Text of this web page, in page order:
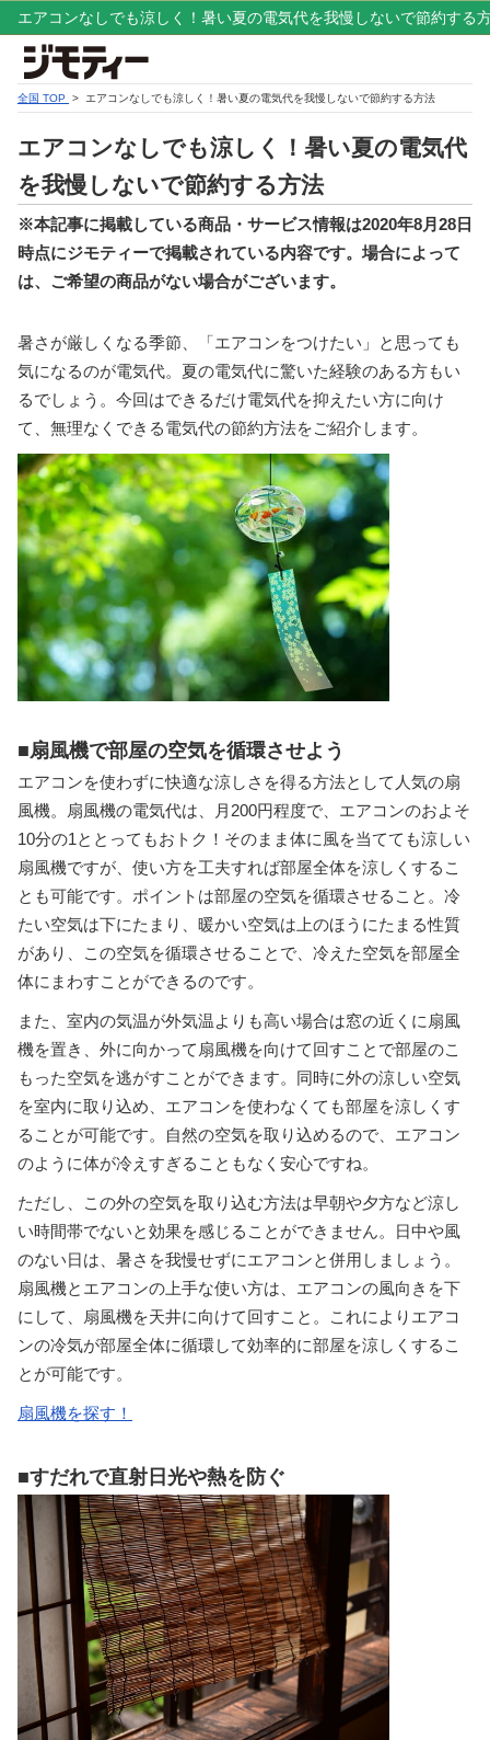
エアコンなしでも涼しく！暑い夏の電気代を我慢しないで節約する
全国 TOP > エアコンなしでも涼しく！暑い夏の電気代を我慢しないで節約する方法
エアコンなしでも涼しく！暑い夏の電気代
を我慢しないで節約する方法
※本記事に掲載している商品・サービス情報は2020年8月28日
時点にジモティーで掲載されている内容です。場合によって
は、ご希望の商品がない場合がございます。
暑さが厳しくなる季節、「エアコンをつけたい」と思っても
気になるのが電気代。夏の電気代に驚いた経験のある方もい
るでしょう。今回はできるだけ電気代を抑えたい方に向け
て、無理なくできる電気代の節約方法をご紹介します。
■扇風機で部屋の空気を循環させよう
エアコンを使わずに快適な涼しさを得る方法として人気の扇
風機。扇風機の電気代は、月200円程度で、エアコンのおよそ
10分の1ととってもおトク！そのまま体に風を当てても涼しい
扇風機ですが、使い方を工夫すれば部屋全体を涼しくするこ
とも可能です。ポイントは部屋の空気を循環させること。冷
たい空気は下にたまり、暖かい空気は上のほうにたまる性質
があり、この空気を循環させることで、冷えた空気を部屋全
体にまわすことができるのです。
また、室内の気温が外気温よりも高い場合は窓の近くに扇風
機を置き、外に向かって扇風機を向けて回すことで部屋のこ
もった空気を逃がすことができます。同時に外の涼しい空気
を室内に取り込め、エアコンを使わなくても部屋を涼しくす
ることが可能です。自然の空気を取り込めるので、エアコン
のように体が冷えすぎることもなく安心ですね。
ただし、この外の空気を取り込む方法は早朝や夕方など涼し
い時間帯でないと効果を感じることができません。日中や風
のない日は、暑さを我慢せずにエアコンと併用しましょう。
扇風機とエアコンの上手な使い方は、エアコンの風向きを下
にして、扇風機を天井に向けて回すこと。これによりエアコ
ンの冷気が部屋全体に循環して効率的に部屋を涼しくするこ
とが可能です。
扇風機を探す！
■すだれで直射日光や熱を防ぐ